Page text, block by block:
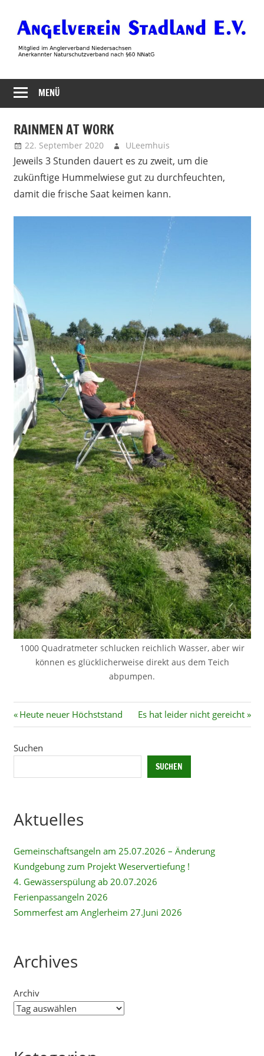
Inhalt
springen
Angelverein
Stadland
MENÜ
RAINMEN AT WORK
22. September 2020 ULeemhuis
Jeweils 3 Stunden dauert es zu zweit, um die
zukünftige Hummelwiese gut zu durchfeuchten,
damit die frische Saat keimen kann.
1000 Quadratmeter schlucken reichlich Wasser, aber wir
können es glücklicherweise direkt aus dem Teich
abpumpen.
Beitragsnavigation
Vorheriger
Beitrag:
Heute neuer Höchststand
Nächster
Beitrag:
Es hat leider nicht gereicht
Suchen
SUCHEN
Aktuelles
Gemeinschaftsangeln am 25.07.2026 – Änderung
Kundgebung zum Projekt Weservertiefung !
4. Gewässerspülung ab 20.07.2026
Ferienpassangeln 2026
Sommerfest am Anglerheim 27.Juni 2026
Archives
Archiv